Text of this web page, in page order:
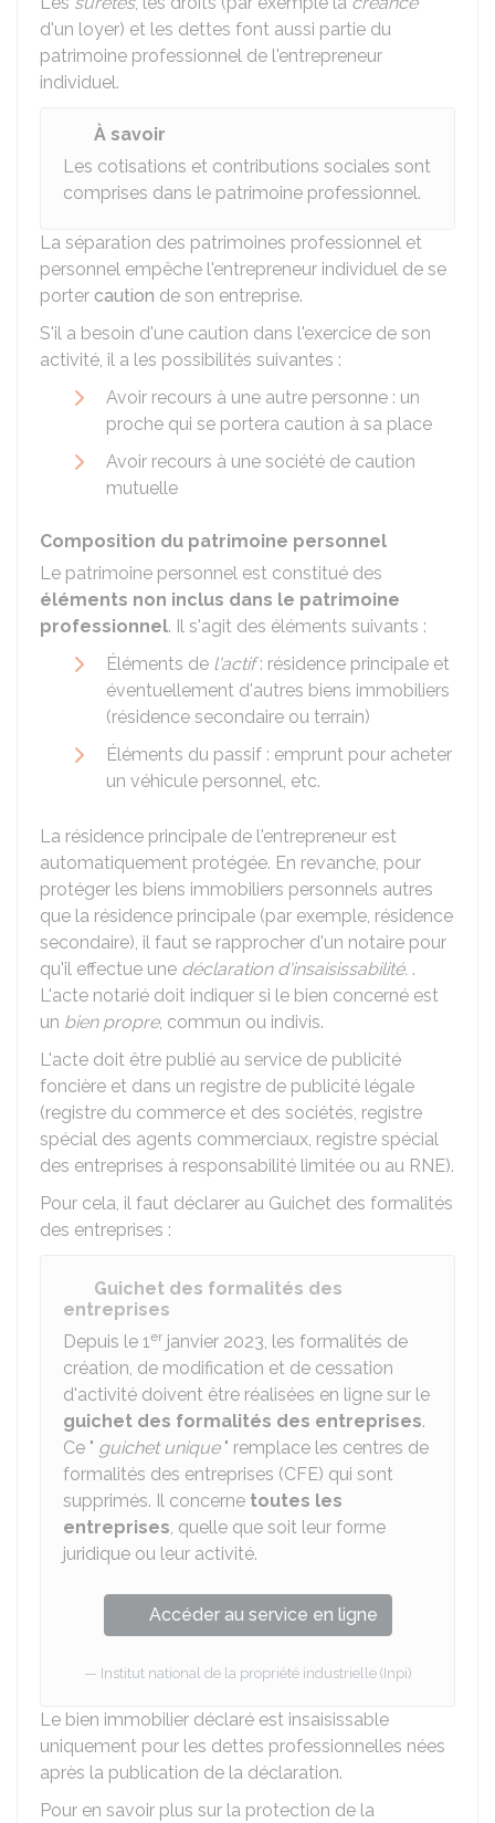
d'un loyer) et les dettes font aussi partie du
patrimoine professionnel de l'entrepreneur
individuel.
À savoir
Les cotisations et contributions sociales sont
comprises dans le patrimoine professionnel.
La séparation des patrimoines professionnel et
personnel empêche l'entrepreneur individuel de se
porter caution de son entreprise.
S'il a besoin d'une caution dans l'exercice de son
activité, il a les possibilités suivantes :
Avoir recours à une autre personne : un
proche qui se portera caution à sa place
Avoir recours à une société de caution
mutuelle
Composition du patrimoine personnel
Le patrimoine personnel est constitué des
éléments non inclus dans le patrimoine
professionnel. Il s'agit des éléments suivants :
Éléments de l'actif: résidence principale et
éventuellement d'autres biens immobiliers
(résidence secondaire ou terrain)
Éléments du passif : emprunt pour acheter
un véhicule personnel, etc.
La résidence principale de l'entrepreneur est
automatiquement protégée. En revanche, pour
protéger les biens immobiliers personnels autres
que la résidence principale (par exemple, résidence
secondaire), il faut se rapprocher d'un notaire pour
qu'il effectue une déclaration d'insaisissabilité. .
L'acte notarié doit indiquer si le bien concerné est
un bien propre, commun ou indivis.
L'acte doit être publié au service de publicité
foncière et dans un registre de publicité légale
(registre du commerce et des sociétés, registre
spécial des agents commerciaux, registre spécial
des entreprises à responsabilité limitée ou au RNE).
Pour cela, il faut déclarer au Guichet des formalités
des entreprises :
Guichet des formalités des
entreprises
Depuis le 1er janvier 2023, les formalités de
création, de modification et de cessation
d'activité doivent être réalisées en ligne sur le
guichet des formalités des entreprises.
Ce " guichet unique" remplace les centres de
formalités des entreprises (CFE) qui sont
supprimés. Il concerne toutes les
entreprises, quelle que soit leur forme
juridique ou leur activité.
Accéder au service en ligne
Institut national de la propriété industrielle (Inpi)
Le bien immobilier déclaré est insaisissable
uniquement pour les dettes professionnelles nées
après la publication de la déclaration.
Pour en savoir plus sur la protection de la